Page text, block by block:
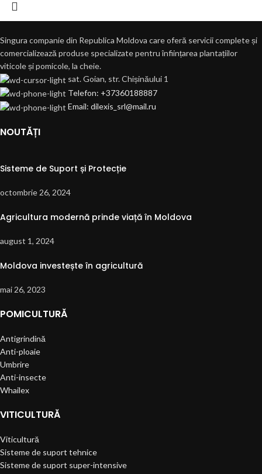
Singura companie din Republica Moldova care oferă servicii complete și
comercializează produse specializate pentru înființarea plantațiilor
viticole și pomicole, la cheie.
sat. Goian, str. Chișinăului 1
Telefon: +37360188887
Email: dilexis_srl@mail.ru
NOUTĂȚI
Sisteme de Suport și Protecție
octombrie 26, 2024
Agricultura modernă prinde viață în Moldova
august 1, 2024
Moldova investește în agricultură
mai 26, 2023
POMICULTURĂ
Antigrindină
Anti-ploaie
Umbrire
Anti-insecte
Whailex
VITICULTURĂ
Viticultură
Sisteme de suport tehnice
Sisteme de suport super-intensive